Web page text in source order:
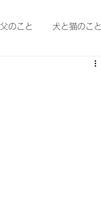
父のこと 犬と猫のこと